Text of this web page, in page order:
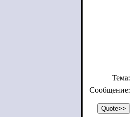
Тема:
Сообщение: